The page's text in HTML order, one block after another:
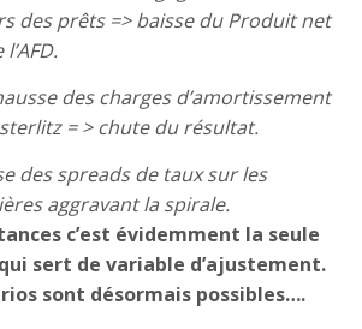
des prêts => baisse du Produit net
des charges d’amortissement
= > chute du résultat.
des spreads de taux sur les
aggravant la spirale.
c’est évidemment la seule
sert de variable d’ajustement.
sont désormais possibles….